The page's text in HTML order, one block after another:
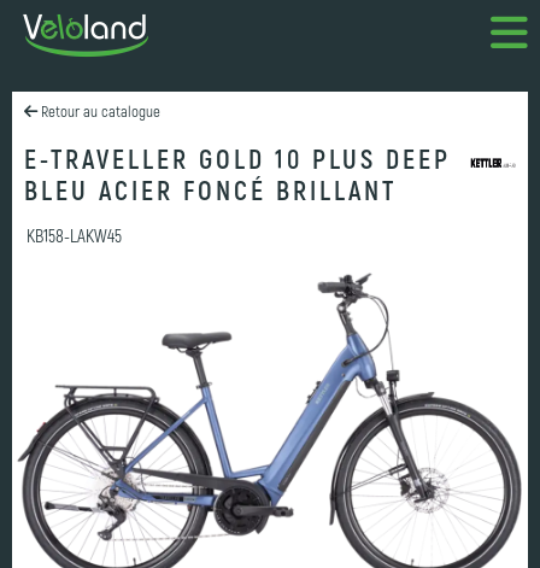
Retour au catalogue
E-TRAVELLER GOLD 10 PLUS DEEP
BLEU ACIER FONCÉ BRILLANT
KB158-LAKW45